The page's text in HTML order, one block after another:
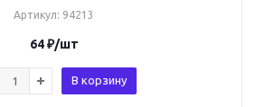
Артикул: 94213
64₽/шт
В корзину